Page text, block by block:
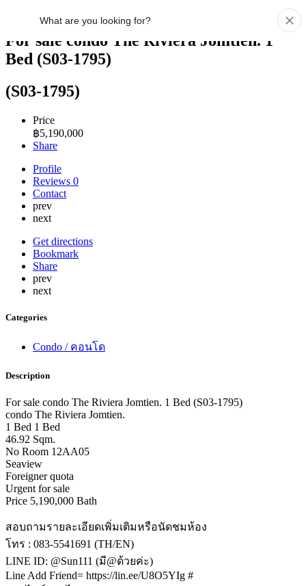
For sale condo The Riviera Jomtien. 1
Bed (S03-1795)
(S03-1795)
Price
฿5,190,000
Share
Profile
Reviews 0
Contact
prev
next
Get directions
Bookmark
Share
prev
next
Categories
Condo / คอนโด
Description
For sale condo The Riviera Jomtien. 1 Bed (S03-1795)
condo The Riviera Jomtien.
1 Bed 1 Bed
46.92 Sqm.
No Room 12AA05
Seaview
Foreigner quota
Urgent for sale
Price 5,190,000 Bath
สอบถามรายละเอียดเพิ่มเติมหรือนัดชมห้อง
โทร : 083-5541691 (TH/EN)
LINE ID: @Sun111 (มี@ด้วยค่ะ)
Line Add Friend= https://lin.ee/U8O5YIg #